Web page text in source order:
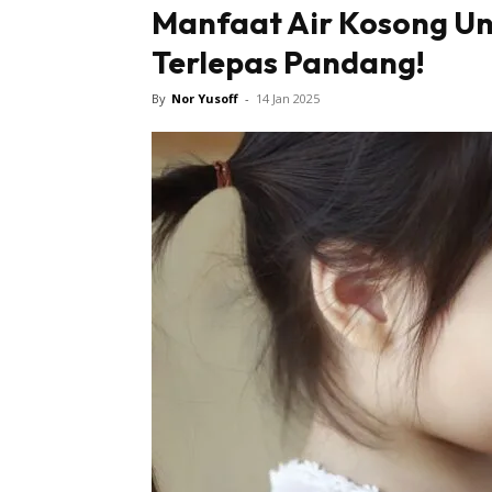
Bintang
Manfaat Air Kosong
Terlepas Pandang!
By Nor Yusoff - 14 Jan 2025